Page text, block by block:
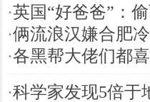
·英国“好爸爸”：
·俩流浪汉嫌合肥
·各黑帮大佬们都
·科学家发现5倍于